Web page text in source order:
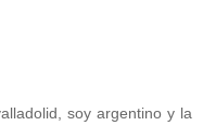
soy argentino y la